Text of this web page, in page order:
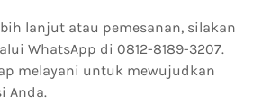
lanjut atau pemesanan, silakan
WhatsApp di 0812-8189-3207.
melayani untuk mewujudkan
Anda.